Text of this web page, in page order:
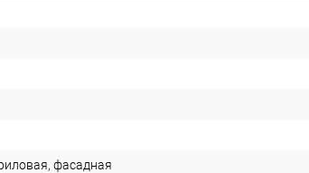
фасадная